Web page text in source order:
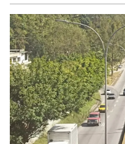
Asamblea Nacional electa
por…